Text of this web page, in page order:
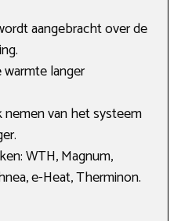
aangebracht over de
warmte langer
nemen van het systeem
WTH, Magnum,
e-Heat, Therminon.